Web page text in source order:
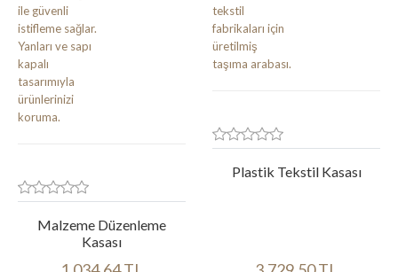
Malzeme Düzenleme
Kasası
Plastik Tekstil Kasası